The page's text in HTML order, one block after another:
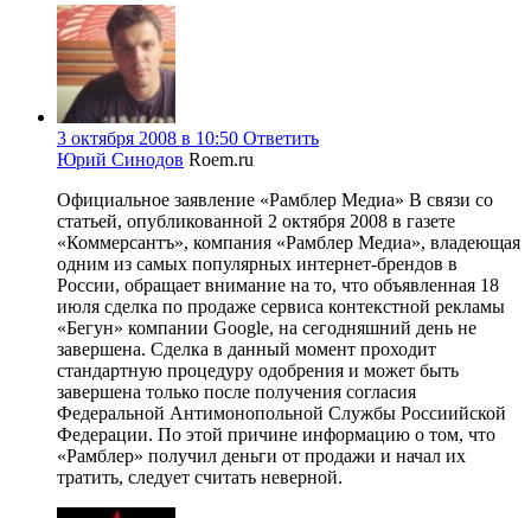
3 октября 2008 в 10:50 Ответить
Юрий Синодов Roem.ru
Официальное заявление «Рамблер Медиа» В связи со
статьей, опубликованной 2 октября 2008 в газете
«Коммерсантъ», компания «Рамблер Медиа», владеющая
одним из самых популярных интернет-брендов в
России, обращает внимание на то, что объявленная 18
июля сделка по продаже сервиса контекстной рекламы
«Бегун» компании Google, на сегодняшний день не
завершена. Сделка в данный момент проходит
стандартную процедуру одобрения и может быть
завершена только после получения согласия
Федеральной Антимонопольной Службы Россиийской
Федерации. По этой причине информацию о том, что
«Рамблер» получил деньги от продажи и начал их
тратить, следует считать неверной.